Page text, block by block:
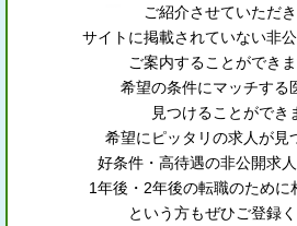
ご紹介させていただき
サイトに掲載されていない非
ご案内することができま
希望の条件にマッチする
見つけることができ
希望にピッタリの求人が見
好条件・高待遇の非公開求人
1年後・2年後の転職のために
という方もぜひご登録く